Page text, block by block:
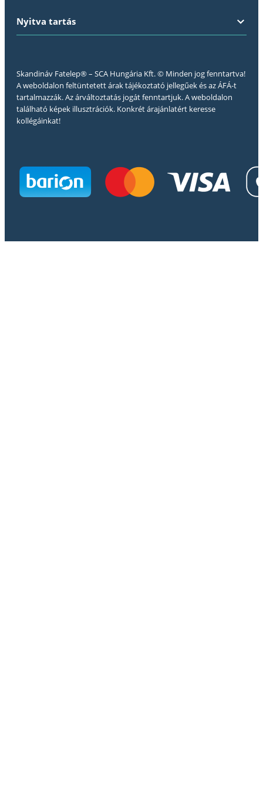
Nyitva tartás
Skandináv Fatelep® – SCA Hungária Kft. © Minden jog fenntartva!
A weboldalon feltüntetett árak tájékoztató jellegűek és az ÁFÁ-t
tartalmazzák. Az árváltoztatás jogát fenntartjuk. A weboldalon
található képek illusztrációk. Konkrét árajánlatért keresse
kollégáinkat!